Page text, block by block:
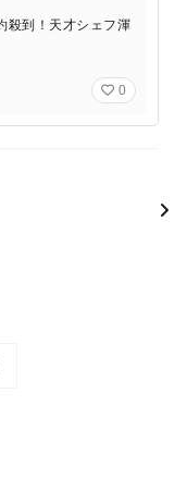
殺到！天才シェフ渾
0